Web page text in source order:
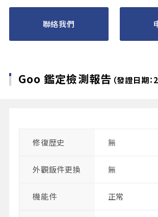
聯絡我們
Goo 鑑定檢測報告 （發證日期
修復歴史 無
外觀鈑件更換 無
機能件 正常